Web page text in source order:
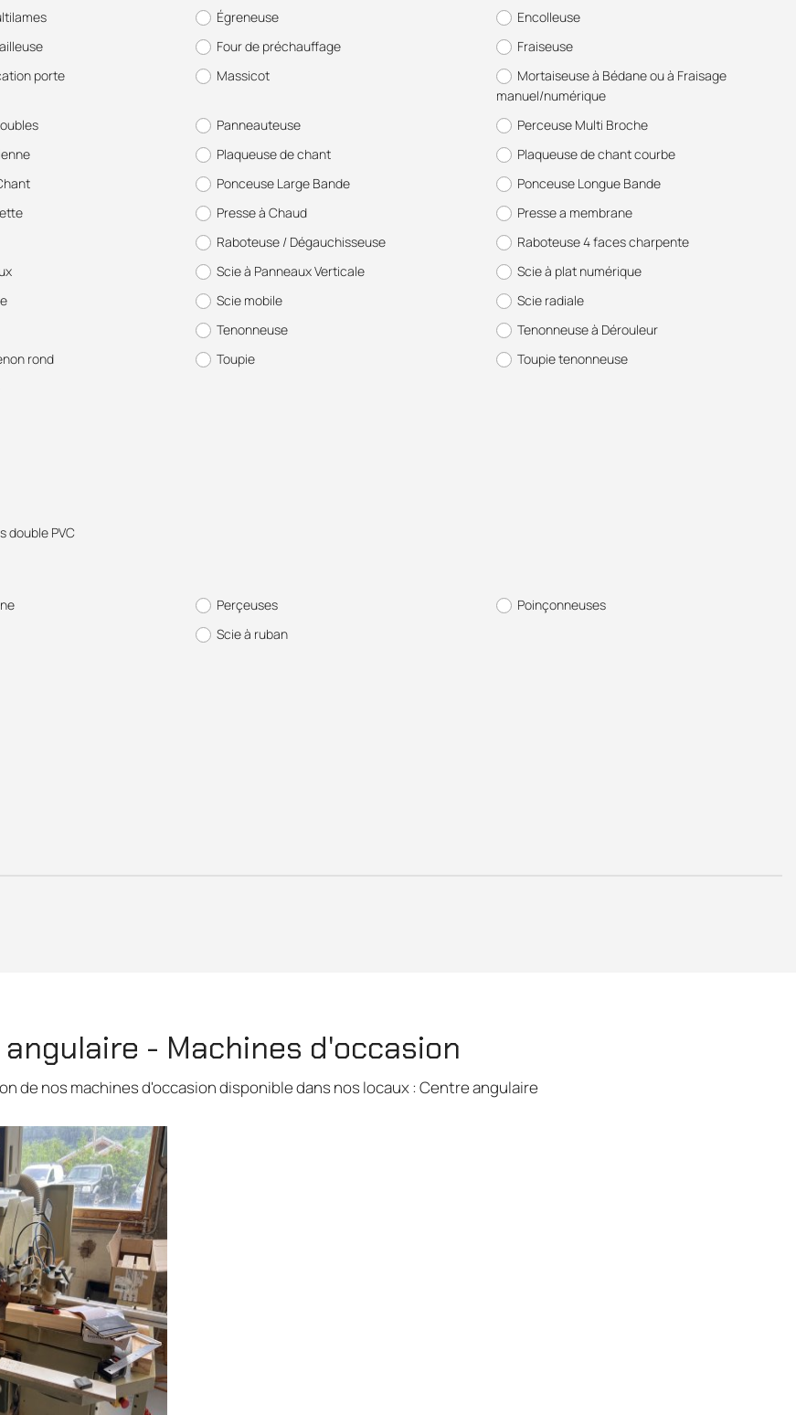
Égreneuse
Encolleuse
Four de préchauffage
Fraiseuse
porte Massicot
Mortaiseuse à Bédane ou à Fraisage
manuel/numérique
Panneauteuse
Perceuse Multi Broche
Plaqueuse de chant
Plaqueuse de chant courbe
Ponceuse Large Bande
Ponceuse Longue Bande
Presse à Chaud
Presse a membrane
Raboteuse / Dégauchisseuse
Raboteuse 4 faces charpente
Scie à Panneaux Verticale
Scie à plat numérique
Scie mobile
Scie radiale
Tenonneuse
Tenonneuse à Dérouleur
rond Toupie
Toupie tenonneuse
double PVC
Perçeuses
Poinçonneuses
Scie à ruban
- Machines d'occasion
de nos machines d'occasion disponible dans nos locaux : Centre angulaire